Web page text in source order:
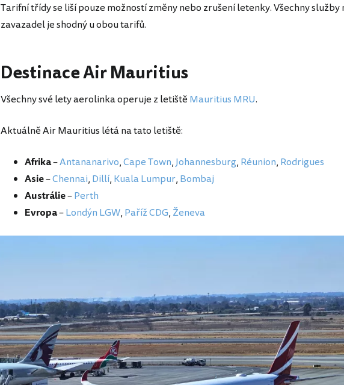
Tarifní třídy se liší pouze možností změny nebo zrušení letenky. Všechny služby
zavazadel je shodný u obou tarifů.
Destinace Air Mauritius
Všechny své lety aerolinka operuje z letiště Mauritius MRU.
Aktuálně Air Mauritius létá na tato letiště:
Afrika–Antananarivo,Cape Town,Johannesburg, Réunion, Rodrigues
Asie–Chennai, Dillí, Kuala Lumpur, Bombaj
Austrálie–Perth
Evropa–Londýn LGW, Paříž CDG, Ženeva